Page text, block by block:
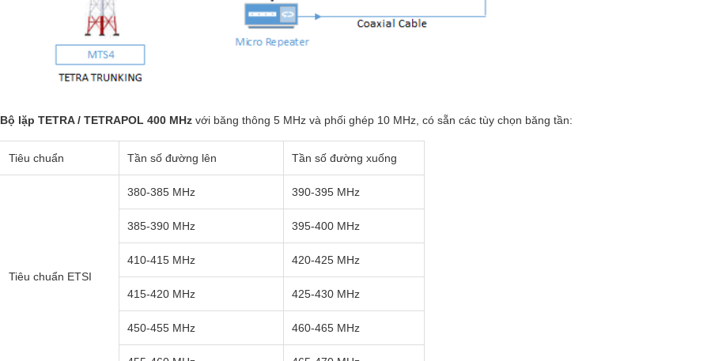
Bộ lặp TETRA / TETRAPOL 400 MHz với băng thông 5 MHz và phối ghép 10 MHz, có sẵn các tùy chọn băng tần:
Tiêu chuẩn Tần số đường lên Tần số đường xuống
Tiêu chuẩn ETSI
380-385 MHz 390-395 MHz
385-390 MHz 395-400 MHz
410-415 MHz 420-425 MHz
415-420 MHz 425-430 MHz
450-455 MHz 460-465 MHz